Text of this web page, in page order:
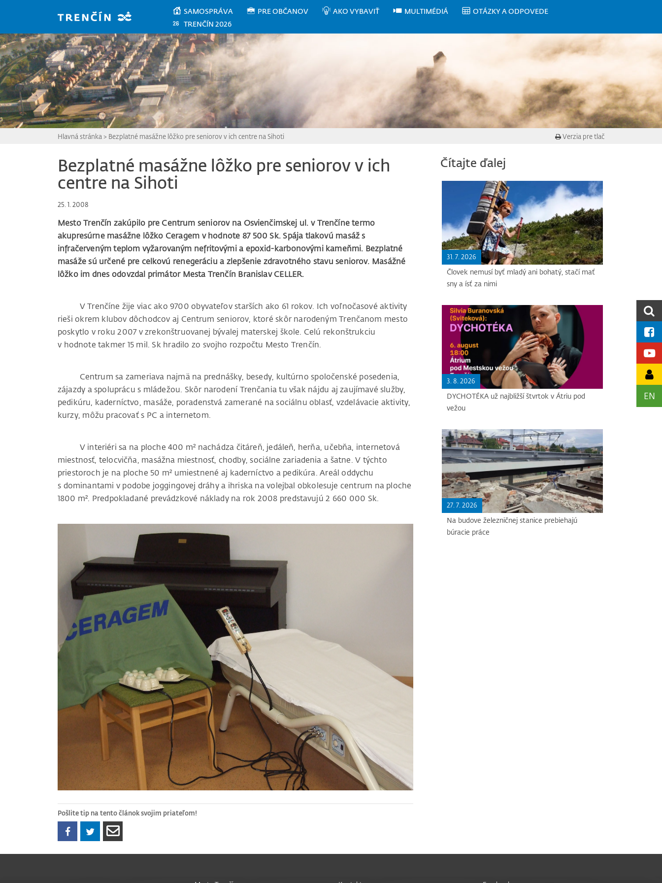
SAMOSPRÁVA PRE OBČANOV AKO VYBAVIŤ MULTIMÉDIÁ
OTÁZKY A ODPOVEDE
TRENČÍN 2026
EN
Hlavná stránka > Bezplatné masážne lôžko pre seniorov v ich centre na Sihoti Verzia pre tlač
Bezplatné masážne lôžko pre seniorov v ich
centre na Sihoti
25. 1. 2008
Mesto Trenčín zakúpilo pre Centrum seniorov na Osvienčimskej ul. v Trenčíne termo
akupresúrne masážne lôžko Ceragem v hodnote 87 500 Sk. Spája tlakovú masáž s
infračerveným teplom vyžarovaným nefritovými a epoxid-karbonovými kameňmi. Bezplatné
masáže sú určené pre celkovú renegeráciu a zlepšenie zdravotného stavu seniorov. Masážné
lôžko im dnes odovzdal primátor Mesta Trenčín Branislav CELLER.
V Trenčíne žije viac ako 9700 obyvateľov starších ako 61 rokov. Ich voľnočasové aktivity
rieši okrem klubov dôchodcov aj Centrum seniorov, ktoré skôr narodeným Trenčanom mesto
poskytlo v roku 2007 v zrekonštruovanej bývalej materskej škole. Celú rekonštrukciu
v hodnote takmer 15 mil. Sk hradilo zo svojho rozpočtu Mesto Trenčín.
Centrum sa zameriava najmä na prednášky, besedy, kultúrno spoločenské posedenia,
zájazdy a spoluprácu s mládežou. Skôr narodení Trenčania tu však nájdu aj zaujímavé služby,
pedikúru, kaderníctvo, masáže, poradenstvá zamerané na sociálnu oblasť, vzdelávacie aktivity,
kurzy, môžu pracovať s PC a internetom.
V interiéri sa na ploche 400 m² nachádza čitáreň, jedáleň, herňa, učebňa, internetová
miestnosť, telocvičňa, masážna miestnosť, chodby, sociálne zariadenia a šatne. V týchto
priestoroch je na ploche 50 m² umiestnené aj kaderníctvo a pedikúra. Areál oddychu
s dominantami v podobe joggingovej dráhy a ihriska na volejbal obkolesuje centrum na ploche
1800 m². Predpokladané prevádzkové náklady na rok 2008 predstavujú 2 660 000 Sk.
Pošlite tip na tento článok svojim priateľom!
Čítajte ďalej
31. 7. 2026
Človek nemusí byť mladý ani bohatý, stačí mať
sny a ísť za nimi
3. 8. 2026
DYCHOTÉKA už najbližší štvrtok v Átriu pod
vežou
27. 7. 2026
Na budove železničnej stanice prebiehajú
búracie práce